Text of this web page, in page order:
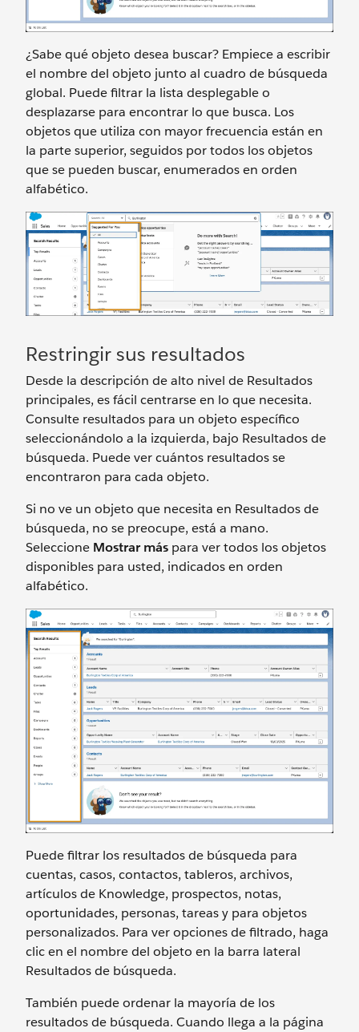
¿Sabe qué objeto desea buscar? Empiece a escribir
el nombre del objeto junto al cuadro de búsqueda
global. Puede filtrar la lista desplegable o
desplazarse para encontrar lo que busca. Los
objetos que utiliza con mayor frecuencia están en
la parte superior, seguidos por todos los objetos
que se pueden buscar, enumerados en orden
alfabético.
Restringir sus resultados
Desde la descripción de alto nivel de Resultados
principales, es fácil centrarse en lo que necesita.
Consulte resultados para un objeto específico
seleccionándolo a la izquierda, bajo Resultados de
búsqueda. Puede ver cuántos resultados se
encontraron para cada objeto.
Si no ve un objeto que necesita en Resultados de
búsqueda, no se preocupe, está a mano.
Seleccione Mostrar más para ver todos los objetos
disponibles para usted, indicados en orden
alfabético.
Puede filtrar los resultados de búsqueda para
cuentas, casos, contactos, tableros, archivos,
artículos de Knowledge, prospectos, notas,
oportunidades, personas, tareas y para objetos
personalizados. Para ver opciones de filtrado, haga
clic en el nombre del objeto en la barra lateral
Resultados de búsqueda.
También puede ordenar la mayoría de los
resultados de búsqueda. Cuando llega a la página